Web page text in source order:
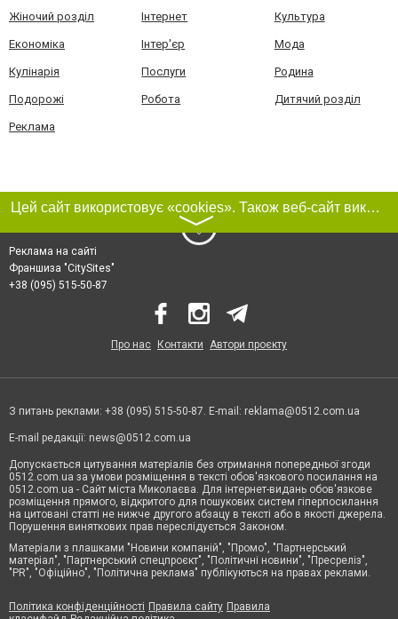
Жіночий розділ Інтернет Культура
Економіка Інтер'єр Мода
Кулінарія Послуги Родина
Подорожі Робота Дитячий розділ
Реклама
Цей сайт використовує «cookies». Також веб-сайт використовує інтернет-сервіс для збору технічних даних стосовно відвідувачів з метою отримання маркетингової та статистичної інформації. Умови обробки даних відвідувачів сайту див.
〉
Реклама на сайті
Франшиза "CitySites"
+38 (095) 515-50-87
Про нас Контакти Автори проєкту
З питань реклами: +38 (095) 515-50-87. E-mail: reklama@0512.com.ua
E-mail редакції: news@0512.com.ua
Допускається цитування матеріалів без отримання попередньої згоди
0512.com.ua за умови розміщення в тексті обов'язкового посилання на
0512.com.ua - Сайт міста Миколаєва. Для інтернет-видань обов'язкове
розміщення прямого, відкритого для пошукових систем гіперпосилання
на цитовані статті не нижче другого абзацу в тексті або в якості джерела.
Порушення виняткових прав переслідується Законом.
Матеріали з плашками "Новини компаній", "Промо", "Партнерський
матеріал", "Партнерський спецпроєкт", "Політичні новини", "Пресреліз",
"PR", "Офіційно", "Політична реклама" публікуються на правах реклами.
Політика конфіденційності Правила сайту Правила